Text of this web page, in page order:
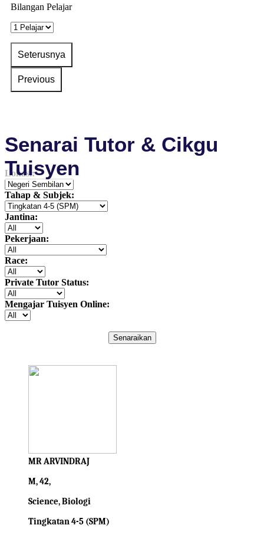
Bilangan Pelajar
Senarai Tutor & Cikgu
Tuisyen
Lokasi:
Tahap & Subjek:
Jantina:
Pekerjaan:
Race:
Private Tutor Status:
Mengajar Tuisyen Online:
Senaraikan
MR ARVINDRAJ
M, 42,
Science, Biologi
Tingkatan 4-5 (SPM)